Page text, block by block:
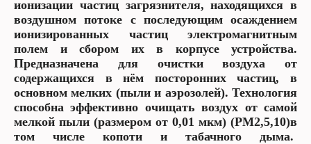
ионизации частиц загрязнителя, находящихся в
воздушном потоке с последующим осаждением
ионизированных частиц электромагнитным
полем и сбором их в корпусе устройства.
Предназначена для очистки воздуха от
содержащихся в нём посторонних частиц, в
основном мелких (пыли и аэрозолей). Технология
способна эффективно очищать воздух от самой
мелкой пыли (размером от 0,01 мкм) (РМ2,5,10)в
том числе копоти и табачного дыма.